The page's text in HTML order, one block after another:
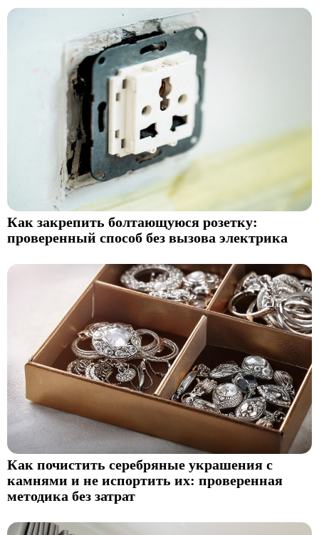
Как закрепить болтающуюся розетку:
проверенный способ без вызова электрика
Как почистить серебряные украшения с
камнями и не испортить их: проверенная
методика без затрат